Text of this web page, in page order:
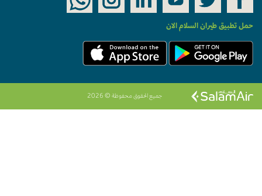
حمل تطبيق طيران السلام الان
جميع الحقوق محفوظة © 2026